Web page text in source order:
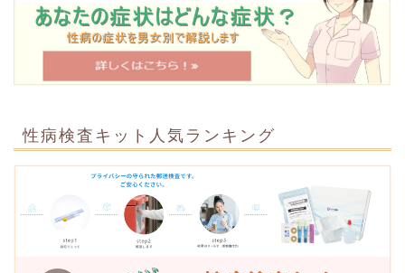
性病検査キット人気ランキング